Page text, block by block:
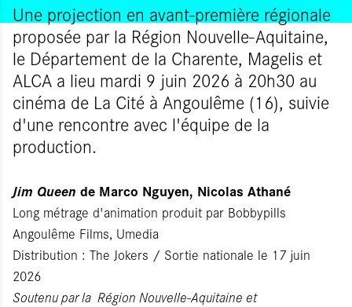
Une projection en avant-première régionale
proposée par la Région Nouvelle-Aquitaine,
le Département de la Charente, Magelis et
ALCA a lieu mardi 9 juin 2026 à 20h30 au
cinéma de La Cité à Angoulême (16), suivie
d'une rencontre avec l'équipe de la
production.
Jim Queen de Marco Nguyen, Nicolas Athané
Long métrage d'animation produit par Bobbypills
Angoulême Films, Umedia
Distribution : The Jokers / Sortie nationale le 17 juin
2026
Soutenu par la Région Nouvelle-Aquitaine et